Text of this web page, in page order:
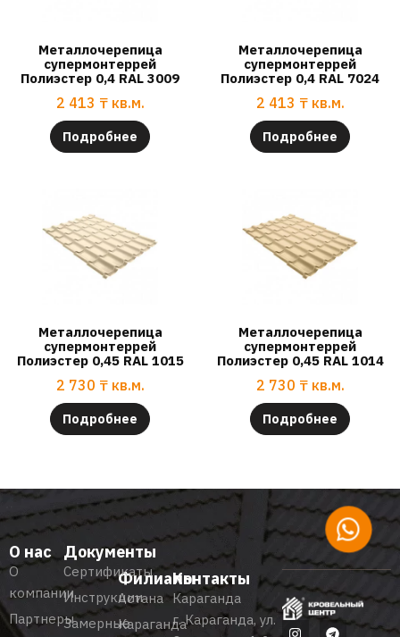
Металлочерепица
супермонтеррей
Полиэстер 0,4 RAL 3009
2 413 ₸ кв.м.
Подробнее
Металлочерепица
супермонтеррей
Полиэстер 0,4 RAL 7024
2 413 ₸ кв.м.
Подробнее
Металлочерепица
супермонтеррей
Полиэстер 0,45 RAL 1015
2 730 ₸ кв.м.
Подробнее
Металлочерепица
супермонтеррей
Полиэстер 0,45 RAL 1014
2 730 ₸ кв.м.
Подробнее
О нас
О
компании
Партнеры
Документы
Сертификаты
Инструкции
Замерные
Филиалы
Астана
Караганда
Контакты
Караганда
г. Караганда, ул.